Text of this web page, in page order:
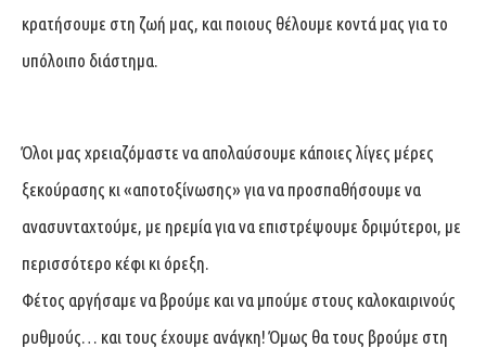
κρατήσουμε στη ζωή μας, και ποιους θέλουμε κοντά μας για το
υπόλοιπο διάστημα.
Όλοι μας χρειαζόμαστε να απολαύσουμε κάποιες λίγες μέρες
ξεκούρασης κι «αποτοξίνωσης» για να προσπαθήσουμε να
ανασυνταχτούμε, με ηρεμία για να επιστρέψουμε δριμύτεροι, με
περισσότερο κέφι κι όρεξη.
Φέτος αργήσαμε να βρούμε και να μπούμε στους καλοκαιρινούς
ρυθμούς… και τους έχουμε ανάγκη! Όμως θα τους βρούμε στη